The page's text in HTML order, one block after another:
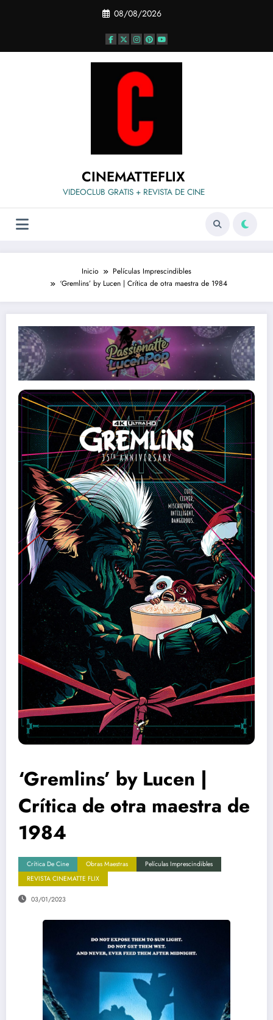
08/08/2026
CINEMATTEFLIX
VIDEOCLUB GRATIS + REVISTA DE CINE
Inicio
Películas Imprescindibles
‘Gremlins’ by Lucen | Crítica de otra maestra de 1984
‘Gremlins’ by Lucen |
Crítica de otra maestra de
1984
Crítica De Cine Obras Maestras
Películas Imprescindibles
REVISTA CINEMATTE FLIX
03/01/2023